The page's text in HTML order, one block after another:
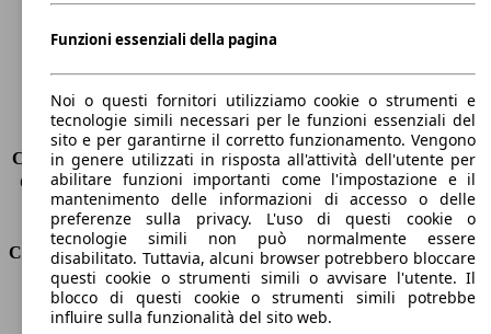
Peso massimo
-
Sedili
5
Carico sul tetto
-
Capacità di traino (senza freni) -
Capacità di traino (con freni)
1200 kg
Volume del bagagliaio
800 - 3000 l
Consumi
Emissioni di CO2*
140 g/km (komb.)
Consumo (urbano)
7.7 l/100km
Funzioni essenziali della pagina
Noi o questi fornitori utilizziamo cookie o strumenti e
tecnologie simili necessari per le funzioni essenziali del
sito e per garantirne il corretto funzionamento. Vengono
in genere utilizzati in risposta all'attività dell'utente per
abilitare funzioni importanti come l'impostazione e il
mantenimento delle informazioni di accesso o delle
preferenze sulla privacy. L'uso di questi cookie o
tecnologie simili non può normalmente essere
disabilitato. Tuttavia, alcuni browser potrebbero bloccare
questi cookie o strumenti simili o avvisare l'utente. Il
blocco di questi cookie o strumenti simili potrebbe
influire sulla funzionalità del sito web.